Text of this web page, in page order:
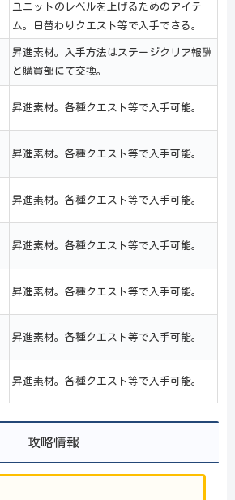
ユニットのレベルを上げるためのアイテ
ム。日替わりクエスト等で入手できる。
昇進素材。入手方法はステージクリア報酬
と購買部にて交換。
昇進素材。各種クエスト等で入手可能。
昇進素材。各種クエスト等で入手可能。
昇進素材。各種クエスト等で入手可能。
昇進素材。各種クエスト等で入手可能。
昇進素材。各種クエスト等で入手可能。
昇進素材。各種クエスト等で入手可能。
昇進素材。各種クエスト等で入手可能。
攻略情報